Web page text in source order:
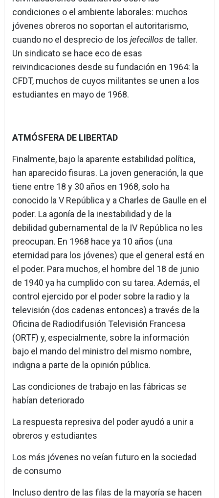
condiciones o el ambiente laborales: muchos
jóvenes obreros no soportan el autoritarismo,
cuando no el desprecio de los jefecillos de taller.
Un sindicato se hace eco de esas
reivindicaciones desde su fundación en 1964: la
CFDT, muchos de cuyos militantes se unen a los
estudiantes en mayo de 1968.
ATMÓSFERA DE LIBERTAD
Finalmente, bajo la aparente estabilidad política,
han aparecido fisuras. La joven generación, la que
tiene entre 18 y 30 años en 1968, solo ha
conocido la V República y a Charles de Gaulle en el
poder. La agonía de la inestabilidad y de la
debilidad gubernamental de la IV República no les
preocupan. En 1968 hace ya 10 años (una
eternidad para los jóvenes) que el general está en
el poder. Para muchos, el hombre del 18 de junio
de 1940 ya ha cumplido con su tarea. Además, el
control ejercido por el poder sobre la radio y la
televisión (dos cadenas entonces) a través de la
Oficina de Radiodifusión Televisión Francesa
(ORTF) y, especialmente, sobre la información
bajo el mando del ministro del mismo nombre,
indigna a parte de la opinión pública.
Las condiciones de trabajo en las fábricas se
habían deteriorado
La respuesta represiva del poder ayudó a unir a
obreros y estudiantes
Los más jóvenes no veían futuro en la sociedad
de consumo
Incluso dentro de las filas de la mayoría se hacen